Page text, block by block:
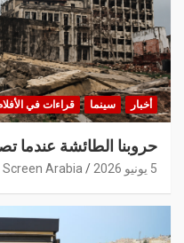
أخبار سينما قراءات في
حروبنا الطائشة عندما
5 يونيو 2026 Screen Arabia